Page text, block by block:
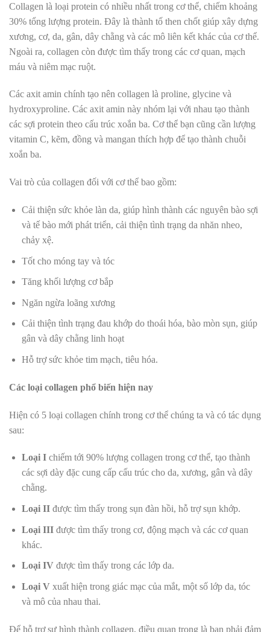
Collagen là loại protein có nhiều nhất trong cơ thể, chiếm khoảng
30% tổng lượng protein. Đây là thành tố then chốt giúp xây dựng
xương, cơ, da, gân, dây chằng và các mô liên kết khác của cơ thể.
Ngoài ra, collagen còn được tìm thấy trong các cơ quan, mạch
máu và niêm mạc ruột.
Các axit amin chính tạo nên collagen là proline, glycine và
hydroxyproline. Các axit amin này nhóm lại với nhau tạo thành
các sợi protein theo cấu trúc xoắn ba. Cơ thể bạn cũng cần lượng
vitamin C, kẽm, đồng và mangan thích hợp để tạo thành chuỗi
xoắn ba.
Vai trò của collagen đối với cơ thể bao gồm:
Cải thiện sức khỏe làn da, giúp hình thành các nguyên bào sợi
và tế bào mới phát triển, cải thiện tình trạng da nhăn nheo,
chảy xệ.
Tốt cho móng tay và tóc
Tăng khối lượng cơ bắp
Ngăn ngừa loãng xương
Cải thiện tình trạng đau khớp do thoái hóa, bào mòn sụn, giúp
gân và dây chằng linh hoạt
Hỗ trợ sức khỏe tim mạch, tiêu hóa.
Các loại collagen phổ biến hiện nay
Hiện có 5 loại collagen chính trong cơ thể chúng ta và có tác dụng
sau:
Loại I chiếm tới 90% lượng collagen trong cơ thể, tạo thành
các sợi dày đặc cung cấp cấu trúc cho da, xương, gân và dây
chằng.
Loại II được tìm thấy trong sụn đàn hồi, hỗ trợ sụn khớp.
Loại IIIđược tìm thấy trong cơ, động mạch và các cơ quan
khác.
Loại IVđược tìm thấy trong các lớp da.
Loại V xuất hiện trong giác mạc của mắt, một số lớp da, tóc
và mô của nhau thai.
Để hỗ trợ sự hình thành collagen, điều quan trọng là bạn phải đảm